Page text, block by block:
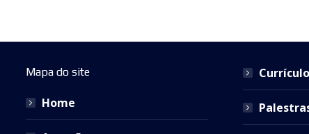
Mapa do site
Home